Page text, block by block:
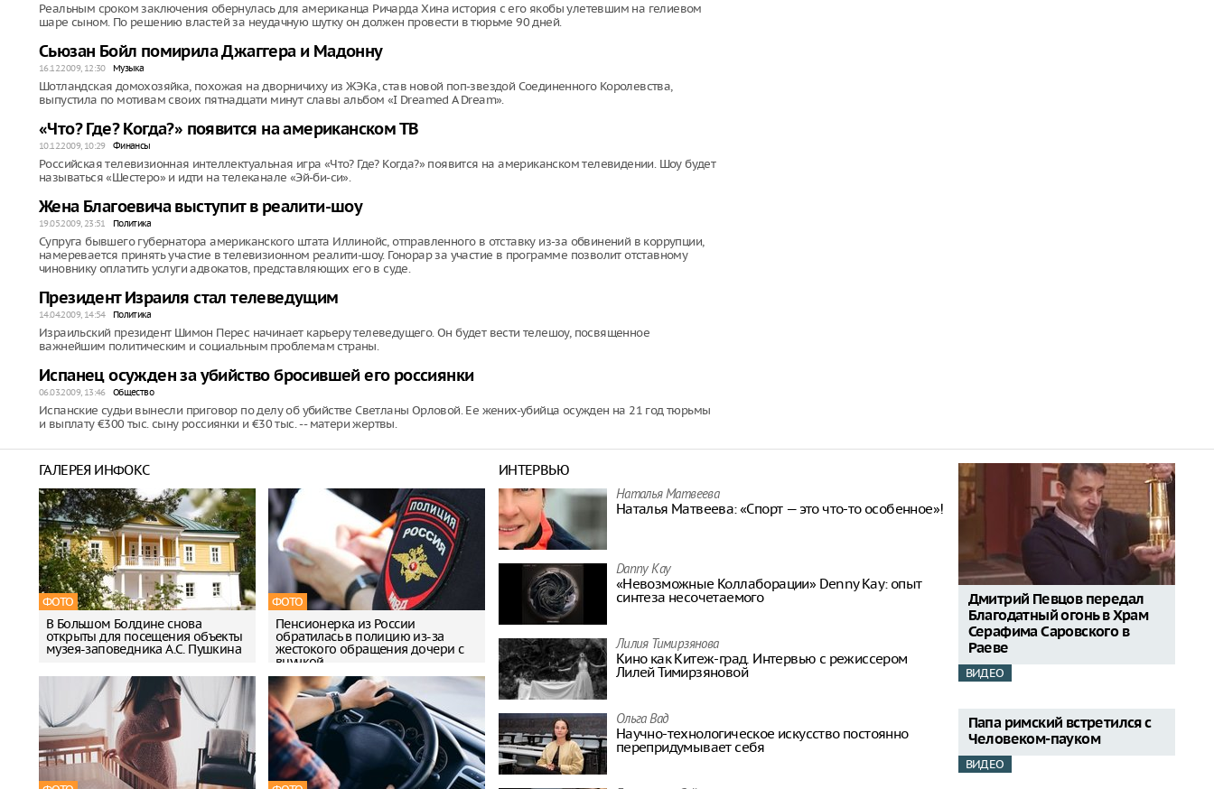
Реальным сроком заключения обернулась для американца Ричарда Хина история с его якобы улетевшим на гелиевом
шаре сыном. По решению властей за неудачную шутку он должен провести в тюрьме 90 дней.
Сьюзан Бойл помирила Джаггера и Мадонну
16.12.2009, 12:30 Музыка
Шотландская домохозяйка, похожая на дворничиху из ЖЭКа, став новой поп-звездой Соединенного Королевства,
выпустила по мотивам своих пятнадцати минут славы альбом «I Dreamed A Dream».
«Что? Где? Когда?» появится на американском ТВ
10.12.2009, 10:29 Финансы
Российская телевизионная интеллектуальная игра «Что? Где? Когда?» появится на американском телевидении. Шоу будет
называться «Шестеро» и идти на телеканале «Эй-би-си».
Жена Благоевича выступит в реалити-шоу
19.05.2009, 23:51 Политика
Супруга бывшего губернатора американского штата Иллинойс, отправленного в отставку из-за обвинений в коррупции,
намеревается принять участие в телевизионном реалити-шоу. Гонорар за участие в программе позволит отставному
чиновнику оплатить услуги адвокатов, представляющих его в суде.
Президент Израиля стал телеведущим
14.04.2009, 14:54 Политика
Израильский президент Шимон Перес начинает карьеру телеведущего. Он будет вести телешоу, посвященное
важнейшим политическим и социальным проблемам страны.
Испанец осужден за убийство бросившей его россиянки
06.03.2009, 13:46 Общество
Испанские судьи вынесли приговор по делу об убийстве Светланы Орловой. Ее жених-убийца осужден на 21 год тюрьмы
и выплату €300 тыс. сыну россиянки и €30 тыс. -- матери жертвы.
ИНТЕРВЬЮ
Наталья Матвeева
Наталья Матвeева: «Спорт — это что-то особенное»!
Danny Kay
«Невозможные Коллаборации» Denny Kay: опыт
синтеза несочетаемого
Лилия Тимирзянова
Кино как Китеж-град. Интервью с режиссером
Лилей Тимирзяновой
Ольга Вад
Научно-технологическое искусство постоянно
перепридумывает себя
Дмитрий Певцов передал
Благодатный огонь в Храм
Серафима Саровского в
Раеве
ВИДЕО
Папа римский встретился с
Человеком-пауком
ВИДЕО
ГАЛЕРЕЯ ИНФОКС
ФОТО
В Большом Болдине снова
открыты для посещения объекты
музея-заповедника А.С. Пушкина
ФОТО
Пенсионерка из России
обратилась в полицию из-за
жестокого обращения дочери с
внучкой